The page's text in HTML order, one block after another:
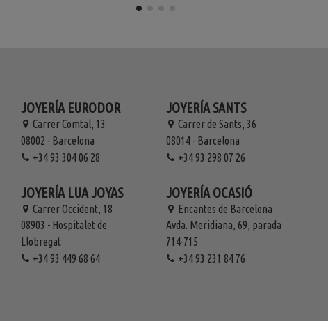
JOYERÍA EURODOR
Carrer Comtal, 13
08002 - Barcelona
+34 93 304 06 28
JOYERÍA SANTS
Carrer de Sants, 36
08014 - Barcelona
+34 93 298 07 26
JOYERÍA LUA JOYAS
Carrer Occident, 18
08903 - Hospitalet de
Llobregat
+34 93 449 68 64
JOYERÍA OCASIÓ
Encantes de Barcelona
Avda. Meridiana, 69, parada
714-715
+34 93 231 84 76